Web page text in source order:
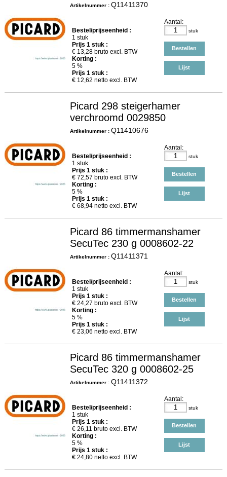
Artikelnummer : Q11411370
Bestel/prijseenheid :
1 stuk
Prijs 1stuk :
€ 13,28bruto excl. BTW
Korting :
5 %
Prijs 1stuk :
€ 12,62 netto excl. BTW
Aantal:
stuk
Bestellen
Lijst
Picard 298 steigerhamer
verchroomd 0029850
Artikelnummer : Q11410676
Bestel/prijseenheid :
1 stuk
Prijs 1stuk :
€ 72,57 bruto excl. BTW
Korting :
5 %
Prijs 1stuk :
€ 68,94netto excl. BTW
Aantal:
stuk
Bestellen
Lijst
Picard 86 timmermanshamer
SecuTec 230 g 0008602-22
Artikelnummer : Q11411371
Bestel/prijseenheid :
1 stuk
Prijs 1stuk :
€ 24,27 bruto excl. BTW
Korting :
5 %
Prijs 1stuk :
€ 23,06 netto excl. BTW
Aantal:
stuk
Bestellen
Lijst
Picard 86 timmermanshamer
SecuTec 320 g 0008602-25
Artikelnummer : Q11411372
Bestel/prijseenheid :
1 stuk
Prijs 1stuk :
€ 26,11 bruto excl. BTW
Korting :
5 %
Prijs 1stuk :
€ 24,80netto excl. BTW
Aantal:
stuk
Bestellen
Lijst